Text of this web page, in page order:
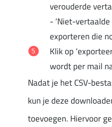
verouderde
- ‘Niet-
exporteren die
Klik op
wordt per mail
Nadat je het CSV-
kun je deze
toevoegen. Hiervoor